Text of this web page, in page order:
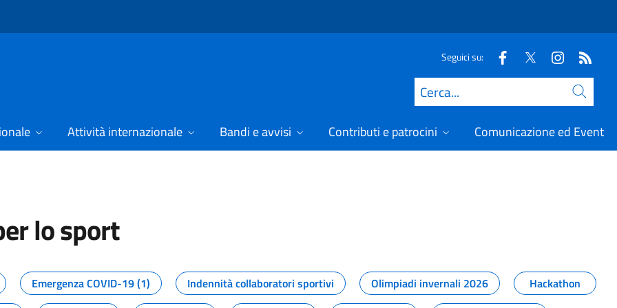
Seguici su:
Cerca
Attività internazionale Bandi e avvisi Contributi e patrocini Comunicazione ed Eventi
lo sport
dal Dipartimento per lo sport
Emergenza COVID-19 (1) Indennità collaboratori sportivi Olimpiadi invernali 2026
Hackathon